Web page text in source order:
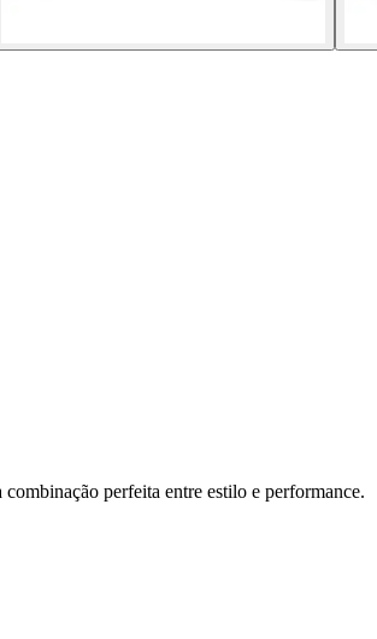
perfeita entre estilo e performance.